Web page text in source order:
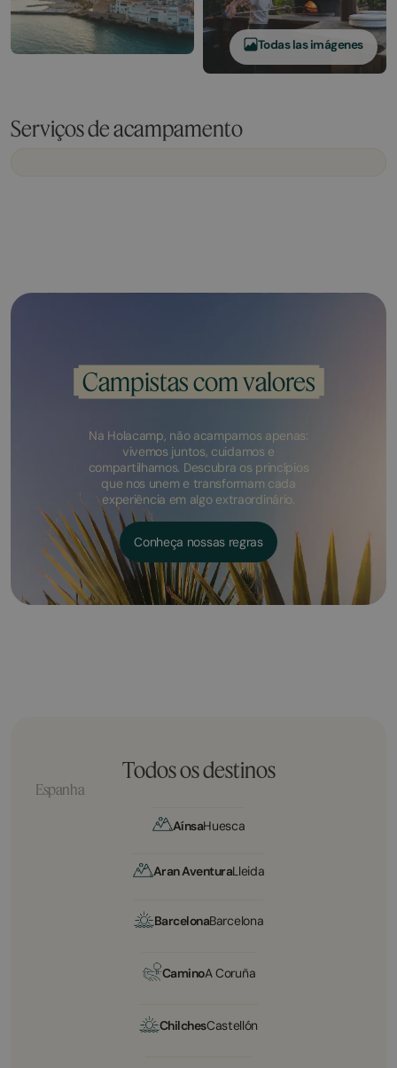
Todas las imágenes
Serviços de acampamento
Campistas com valores
Na Holacamp, não acampamos apenas:
vivemos juntos, cuidamos e
compartilhamos. Descubra os princípios
que nos unem e transformam cada
experiência em algo extraordinário.
Conheça nossas regras
Todos os destinos
Espanha
AínsaHuesca
Aran AventuraLleida
BarcelonaBarcelona
CaminoA Coruña
ChilchesCastellón